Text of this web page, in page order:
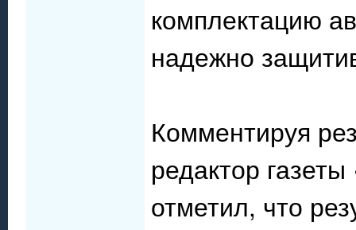
комплектацию
надежно
Комментируя
редактор
отметил, что